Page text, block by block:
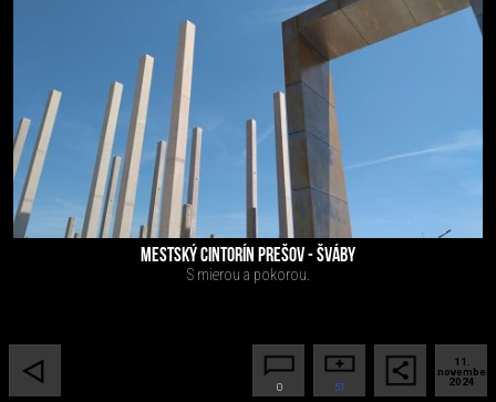
MESTSKÝ CINTORÍN PREŠOV - ŠVÁBY
S mierou a pokorou.
11.
november
2024
51
0